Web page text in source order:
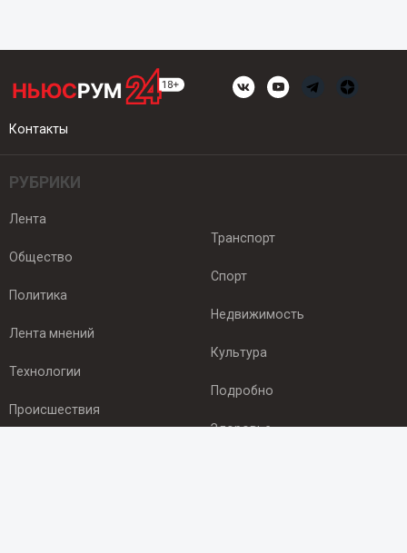
Контакты
РУБРИКИ
Лента
Общество
Политика
Лента мнений
Технологии
Происшествия
Транспорт
Спорт
Недвижимость
Культура
Подробно
Здоровье